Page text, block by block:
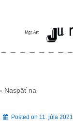
‹ Naspäť na
Posted on 11. júla 2021